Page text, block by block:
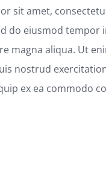
sit amet,
do eiusmod tempor
magna aliqua. Ut
nostrud
ex ea commodo